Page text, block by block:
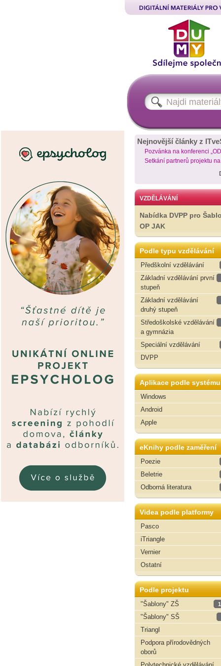
Nejnovější články z
Pozvánka na konferenci
Setkání partnerů projektu
VZDĚLÁVÁNÍ
Nabídka DVPP pro
OP JAK
Podle typu vzdělávání
Předškolní vzdělávání
Základní vzdělávání první
stupeň
Základní vzdělávání
druhý stupeň
Středoškolské vzdělávání
a gymnázia
Speciální vzdělávání
DVPP
Aplikace podle systému
Windows
Android
Apple
eKnihy podle zaměření
Poezie
Beletrie
Odborná literatura
Videa podle platformy
Pasco
iTriangle
Vernier
Ostatní
Podle projektu
"Šablony" ZŠ
"Šablony" SŠ
Triangl
Podpora přírodovědných
oborů